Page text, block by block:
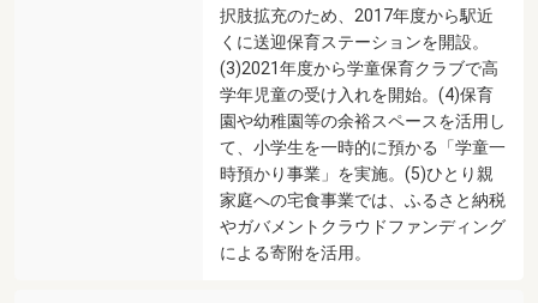
択肢拡充のため、2017年度から駅近
くに送迎保育ステーションを開設。
(3)2021年度から学童保育クラブで高
学年児童の受け入れを開始。(4)保育
園や幼稚園等の余裕スペースを活用し
て、小学生を一時的に預かる「学童一
時預かり事業」を実施。(5)ひとり親
家庭への宅食事業では、ふるさと納税
やガバメントクラウドファンディング
による寄附を活用。